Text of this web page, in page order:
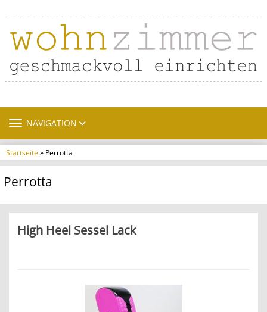
TOGGLE NAVIGATION
NAVIGATION
Startseite» Perrotta
Perrotta
High Heel Sessel Lack